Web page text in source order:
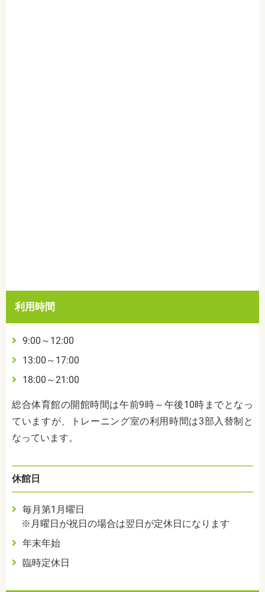
利用時間
9:00～12:00
13:00～17:00
18:00～21:00
総合体育館の開館時間は午前9時～午後10時までとなっ
ていますが、トレーニング室の利用時間は3部入替制と
なっています。
休館日
毎月第1月曜日
※月曜日が祝日の場合は翌日が定休日になります
年末年始
臨時定休日